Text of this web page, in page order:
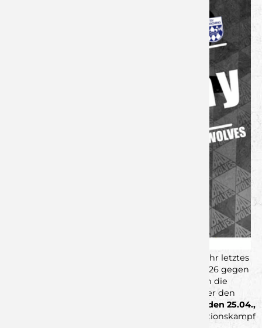
Knapp zwei Jahre ist es her, dass die Jungwölfe ihr letztes
Regionalliga-Spiel bestritten haben: Mit dem 26:26 gegen
die TG Landshut am 11.05.2024 war der Abstieg in die
Oberliga Nord besiegelt. Nun haben die Rimparer den
den 25.04.,
tragen die Jungwölfe den Relegationskampf